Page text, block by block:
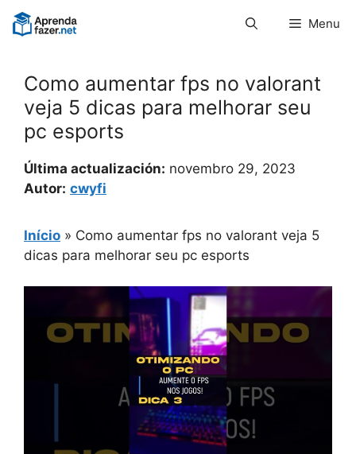
Pular
para
Menu
Como aumentar fps no valorant
veja 5 dicas para melhorar seu
pc esports
Última actualización: novembro 29, 2023
Autor: cwyfi
Início » Como aumentar fps no valorant veja 5
dicas para melhorar seu pc esports